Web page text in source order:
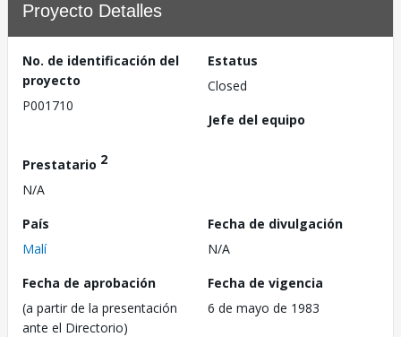
Proyecto Detalles
No. de identificación del
proyecto
P001710
Estatus
Closed
Jefe del equipo
Prestatario 2
N/A
País
Malí
Fecha de divulgación
N/A
Fecha de aprobación
(a partir de la presentación
ante el Directorio)
Fecha de vigencia
6 de mayo de 1983